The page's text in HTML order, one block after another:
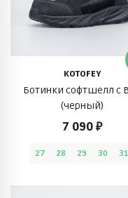
KOTOFEY
Ботинки софтшелл с
(черный)
7 090 ₽
27 28 29 30 31